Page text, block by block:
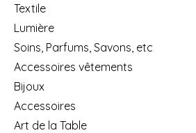
Textile
Lumière
Soins, Parfums, Savons, etc
Accessoires vêtements
Bijoux
Accessoires
Art de la Table